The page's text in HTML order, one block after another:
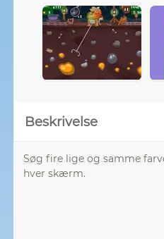
Beskrivelse
Søg fire lige og samme
hver skærm.